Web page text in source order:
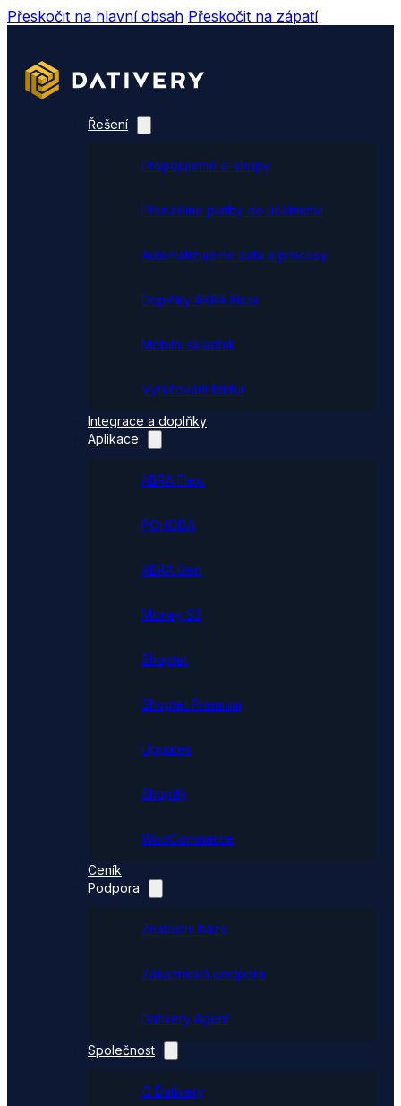
Přeskočit na hlavní obsah Přeskočit na zápatí
Řešení
Propojujeme e-shopy
Přenášíme platby do účetnictví
Automatizujeme data a procesy
Doplňky ABRA Flexi
Mobilní skladník
Vytěžování faktur
Integrace a doplňky
Aplikace
ABRA Flexi
POHODA
ABRA Gen
Money S3
Shoptet
Shoptet Premium
Upgates
Shopify
WooCommerce
Ceník
Podpora
Znalostní báze
Zákaznická podpora
Dativery Agent
Společnost
O Dativery